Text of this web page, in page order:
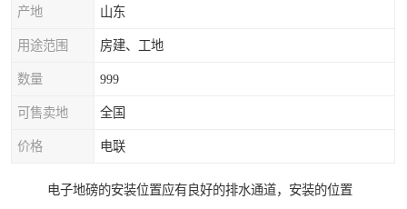
产地 山东
用途范围 房建、工地
数量 999
可售卖地 全国
价格 电联
电子地磅的安装位置应有良好的排水通道，安装的位置